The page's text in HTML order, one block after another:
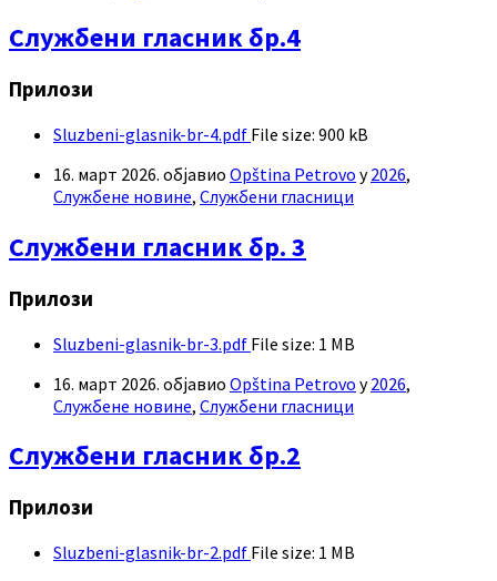
Службени гласник бр.4
Прилози
Sluzbeni-glasnik-br-4.pdf File size: 900 kB
16. март 2026. објавио Opština Petrovo у2026,
Службене новине, Службени гласници
Службени гласник бр. 3
Прилози
Sluzbeni-glasnik-br-3.pdf File size: 1 MB
16. март 2026. објавио Opština Petrovo у2026,
Службене новине, Службени гласници
Службени гласник бр.2
Прилози
Sluzbeni-glasnik-br-2.pdf File size: 1 MB